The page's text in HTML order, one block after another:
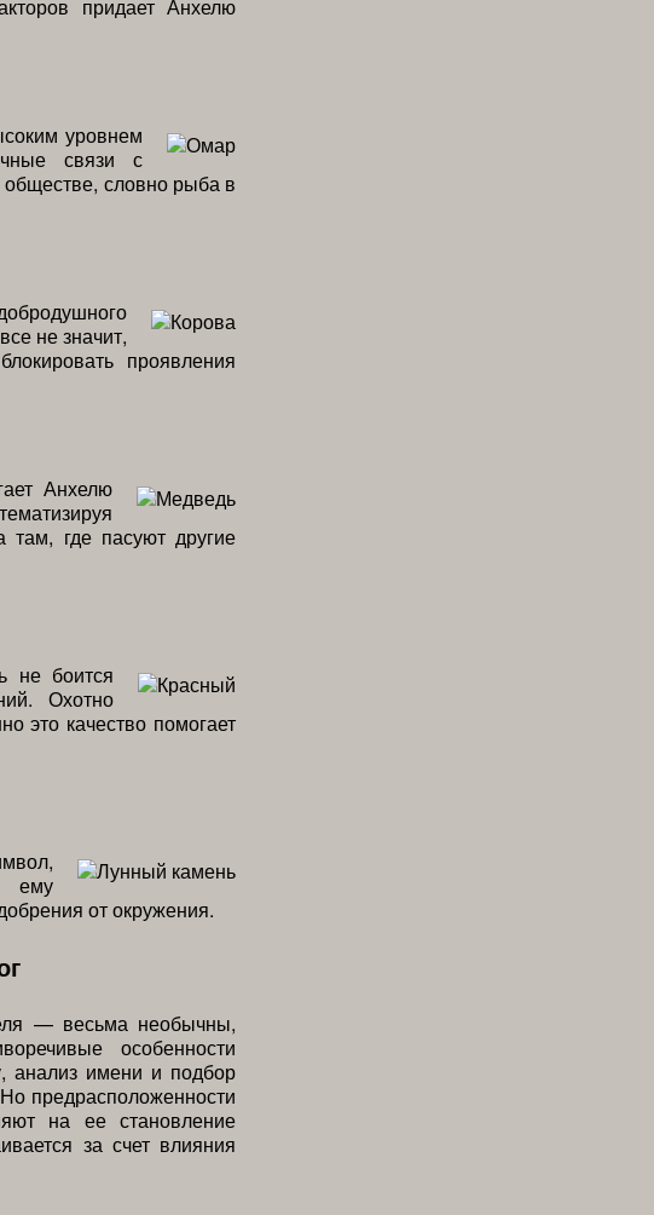
придает Анхелю
уровнем
связи с
словно рыба в
не значит,
проявления
Анхелю
там, где пасуют другие
не боится
Охотно
это качество помогает
ему
от окружения.
— весьма необычны,
особенности
анализ имени и подбор
предрасположенности
на ее становление
за счет влияния